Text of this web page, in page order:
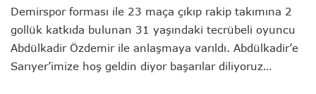
Demirspor forması ile 23 maça çıkıp rakip takımına 2
gollük katkıda bulunan 31 yaşındaki tecrübeli oyuncu
Abdülkadir Özdemir ile anlaşmaya varıldı. Abdülkadir’e
Sarıyer’imize hoş geldin diyor başarılar diliyoruz…